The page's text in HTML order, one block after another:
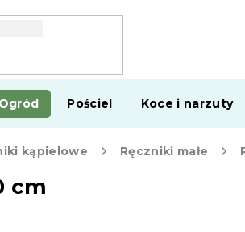
Ogród Pościel Koce i narzuty
kąpielowe Ręczniki małe
cm